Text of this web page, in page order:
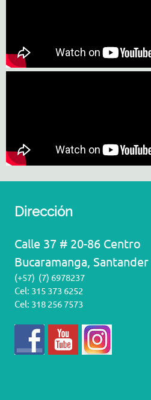
Dirección
Calle 37 # 20-86 Centro
Bucaramanga,
(+57) (7) 6978237
Cel: 315 373 6252
Cel: 318 256 7573